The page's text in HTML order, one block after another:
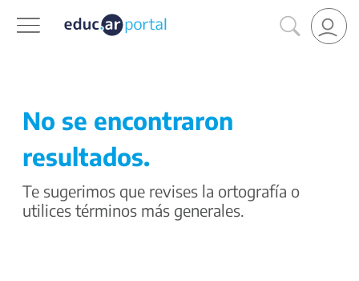
No se encontraron
resultados.
Te sugerimos que revises la ortografía o
utilices términos más generales.